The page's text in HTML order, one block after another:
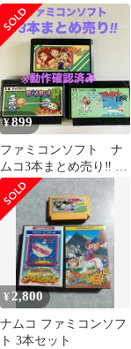
¥899
ファミコンソフト ナ
ムコ3本まとめ売り‼︎ ※
動作確認済み
¥ 2,800
ナムコ ファミコンソフ
ト 3本セット